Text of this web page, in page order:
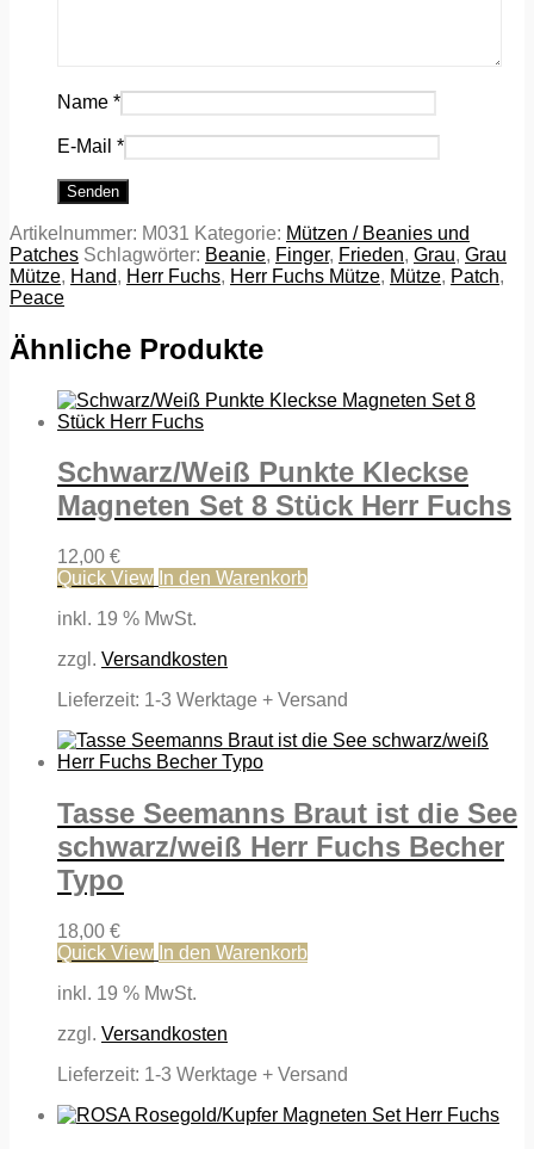
Name *
E-Mail *
Artikelnummer: M031 Kategorie: Mützen / Beanies und
Patches Schlagwörter: Beanie, Finger, Frieden, Grau, Grau
Mütze, Hand, Herr Fuchs, Herr Fuchs Mütze, Mütze, Patch,
Peace
Ähnliche Produkte
Schwarz/Weiß Punkte Kleckse
Magneten Set 8 Stück Herr Fuchs
12,00 €
Quick View In den Warenkorb
inkl. 19 % MwSt.
zzgl. Versandkosten
Lieferzeit: 1-3 Werktage + Versand
Tasse Seemanns Braut ist die See
schwarz/weiß Herr Fuchs Becher
Typo
18,00 €
Quick View In den Warenkorb
inkl. 19 % MwSt.
zzgl. Versandkosten
Lieferzeit: 1-3 Werktage + Versand